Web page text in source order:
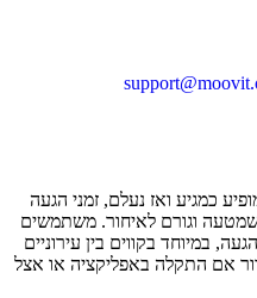
כמגיע ואז נעלם, זמני הגעה
וגורם לאיחור. משתמשים
במיוחד בקווים בין עירוניים
אם התקלה באפליקציה או אצל